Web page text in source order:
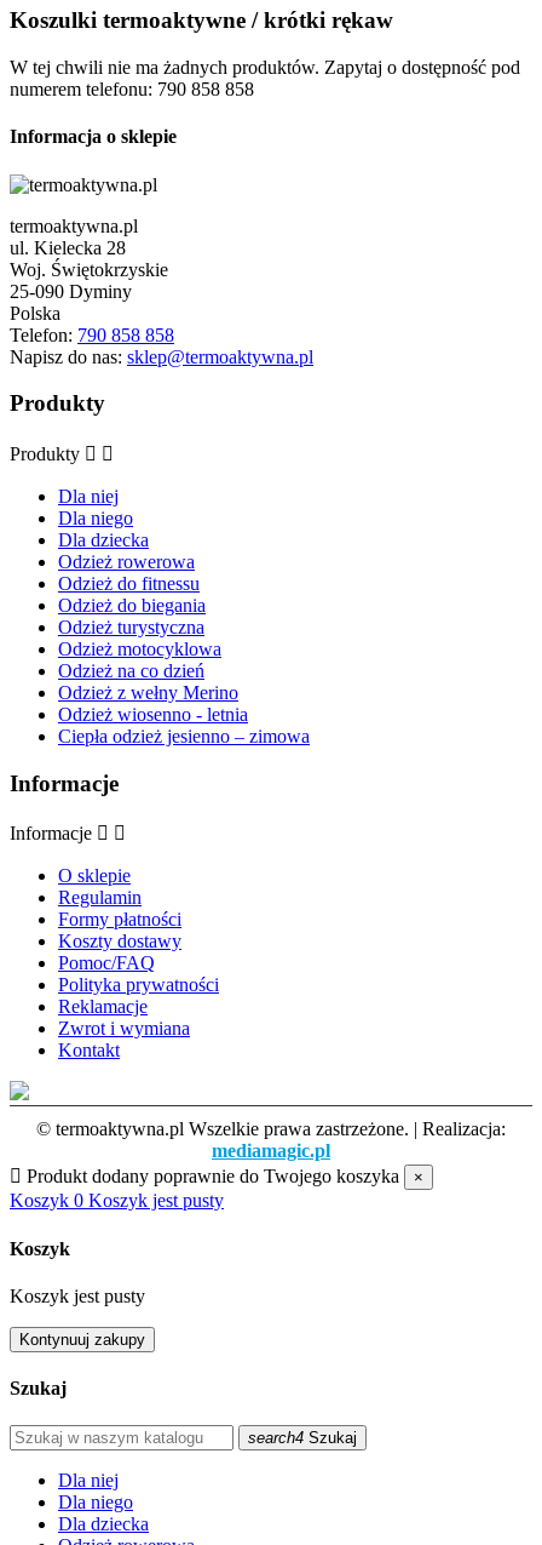
Koszulki termoaktywne / krótki rękaw
W tej chwili nie ma żadnych produktów. Zapytaj o dostępność pod
numerem telefonu: 790 858 858
Informacja o sklepie
termoaktywna.pl
ul. Kielecka 28
Woj. Świętokrzyskie
25-090 Dyminy
Polska
Telefon: 790 858 858
Napisz do nas: sklep@termoaktywna.pl
Produkty
Produkty  
Dla niej
Dla niego
Dla dziecka
Odzież rowerowa
Odzież do fitnessu
Odzież do biegania
Odzież turystyczna
Odzież motocyklowa
Odzież na co dzień
Odzież z wełny Merino
Odzież wiosenno - letnia
Ciepła odzież jesienno – zimowa
Informacje
Informacje  
O sklepie
Regulamin
Formy płatności
Koszty dostawy
Pomoc/FAQ
Polityka prywatności
Reklamacje
Zwrot i wymiana
Kontakt
© termoaktywna.pl Wszelkie prawa zastrzeżone. | Realizacja:
mediamagic.pl
 Produkt dodany poprawnie do Twojego koszyka ×
Koszyk 0 Koszyk jest pusty
Koszyk
Koszyk jest pusty
Kontynuuj zakupy
Szukaj
search4 Szukaj
Dla niej
Dla niego
Dla dziecka